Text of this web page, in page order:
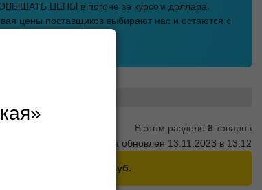
ЦЕНЫ в погоне за курсом доллара.
цены поставщиков выбирают нас и остаются с
В этом разделе 8 товаров
Прайс партнёра обновлен 13.11.2023 в 13:12
сумму от 2400 руб.